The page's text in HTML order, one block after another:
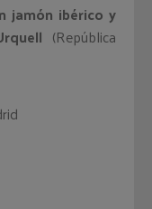
jamón ibérico y
(República